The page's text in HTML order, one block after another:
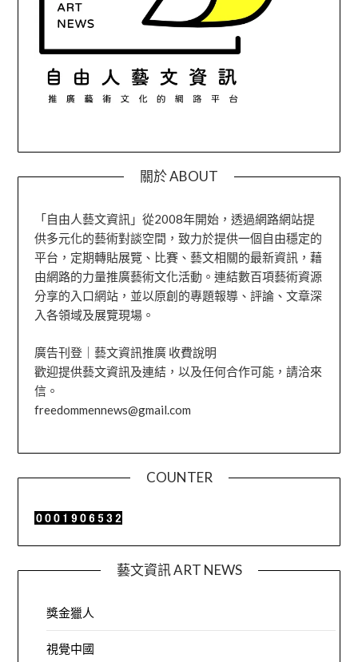
關於 ABOUT
「自由人藝文資訊」從2008年開始，透過網路網站提
供多元化的藝術對談空間，致力於提供一個自由穩定的
平台，定期轉貼展覽、比賽、藝文相關的最新資訊，藉
由網路的力量推廣藝術文化活動。連結數百項藝術資源
分享的入口網站，並以原創的專題報導、評論、文章深
入各領域及展覽現場。
廣告刊登｜藝文資訊推廣 收費說明
歡迎提供藝文資訊及連結，以及任何合作可能，請洽來
信。
freedommennews@gmail.com
COUNTER
藝文資訊 ART NEWS
獎金獵人
視覺中國